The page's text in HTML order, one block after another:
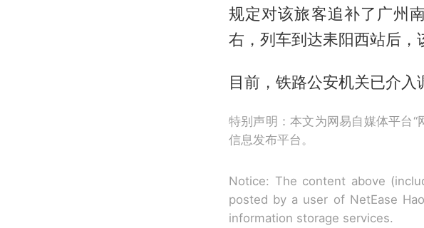
规定对该旅客追补了广州
右，列车到达耒阳西站后，
目前，铁路公安机关已介入
特别声明：本文为网易自媒体平台
信息发布平台。
Notice: The content above
posted by a user of NetEase
information storage services.